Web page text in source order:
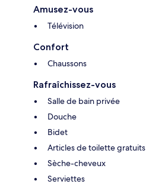
Amusez-vous
Télévision
Confort
Chaussons
Rafraîchissez-vous
Salle de bain privée
Douche
Bidet
Articles de toilette gratuits
Sèche-cheveux
Serviettes